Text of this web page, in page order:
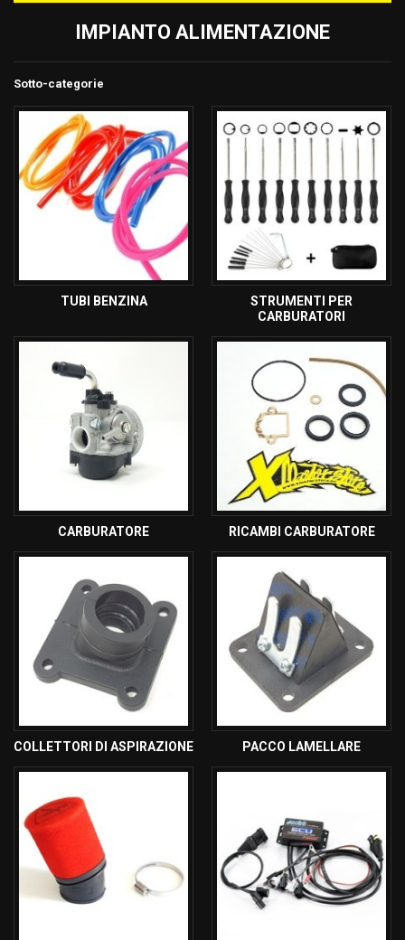
IMPIANTO ALIMENTAZIONE
Sotto-categorie
TUBI BENZINA
STRUMENTI PER
CARBURATORI
CARBURATORE RICAMBI CARBURATORE
COLLETTORI DI ASPIRAZIONE PACCO LAMELLARE